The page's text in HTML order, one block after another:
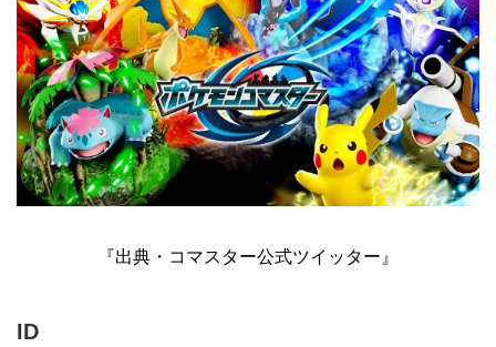
『出典・コマスター公式ツイッター』
ID